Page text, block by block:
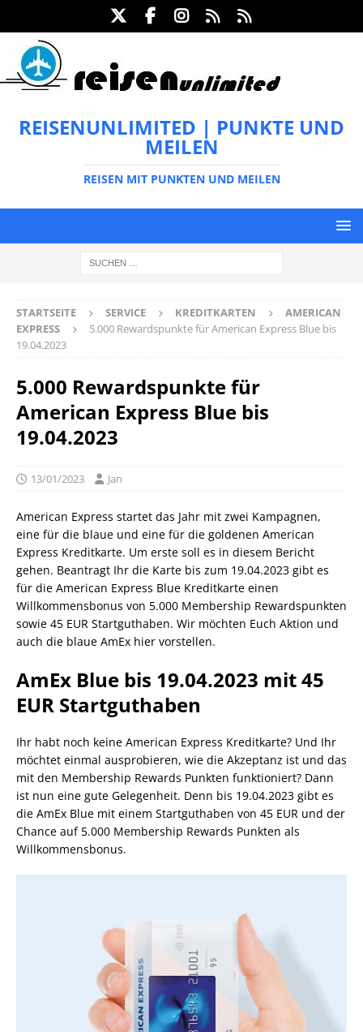
REISENUNLIMITED | PUNKTE UND
MEILEN
REISEN MIT PUNKTEN UND MEILEN
STARTSEITE SERVICE KREDITKARTEN
AMERICAN
EXPRESS
5.000 Rewardspunkte für American Express Blue bis
19.04.2023
5.000 Rewardspunkte für
American Express Blue bis
19.04.2023
13/01/2023 Jan
American Express startet das Jahr mit zwei Kampagnen,
eine für die blaue und eine für die goldenen American
Express Kreditkarte. Um erste soll es in diesem Bericht
gehen. Beantragt Ihr die Karte bis zum 19.04.2023 gibt es
für die American Express Blue Kreditkarte einen
Willkommensbonus von 5.000 Membership Rewardspunkten
sowie 45 EUR Startguthaben. Wir möchten Euch Aktion und
auch die blaue AmEx hier vorstellen.
AmEx Blue bis 19.04.2023 mit 45
EUR Startguthaben
Ihr habt noch keine American Express Kreditkarte? Und Ihr
möchtet einmal ausprobieren, wie die Akzeptanz ist und das
mit den Membership Rewards Punkten funktioniert? Dann
ist nun eine gute Gelegenheit. Denn bis 19.04.2023 gibt es
die AmEx Blue mit einem Startguthaben von 45 EUR und der
Chance auf 5.000 Membership Rewards Punkten als
Willkommensbonus.